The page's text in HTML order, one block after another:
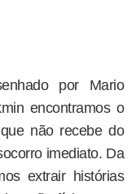
por Mario
encontramos o
não recebe do
imediato. Da
extrair histórias